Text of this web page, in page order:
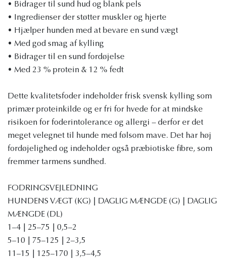
• Bidrager til sund hud og blank pels
• Ingredienser der støtter muskler og hjerte
• Hjælper hunden med at bevare en sund vægt
• Med god smag af kylling
• Bidrager til en sund fordøjelse
• Med 23 % protein & 12 % fedt
Dette kvalitetsfoder indeholder frisk svensk kylling som
primær proteinkilde og er fri for hvede for at mindske
risikoen for foderintolerance og allergi – derfor er det
meget velegnet til hunde med følsom mave. Det har høj
fordøjelighed og indeholder også præbiotiske fibre, som
fremmer tarmens sundhed.
FODRINGSVEJLEDNING
HUNDENS VÆGT (KG) | DAGLIG MÆNGDE (G) | DAGLIG
MÆNGDE (DL)
1–4 | 25–75 | 0,5–2
5–10 | 75–125 | 2–3,5
11–15 | 125–170 | 3,5–4,5